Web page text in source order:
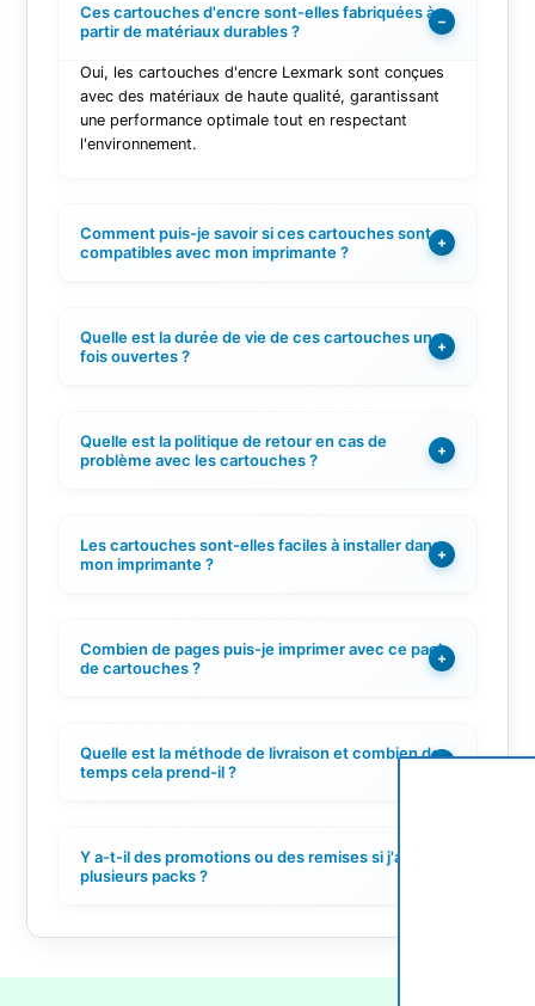
Ces cartouches d'encre sont-elles fabriquées à
partir de matériaux durables ?
−
Oui, les cartouches d'encre Lexmark sont conçues
avec des matériaux de haute qualité, garantissant
une performance optimale tout en respectant
l'environnement.
Comment puis-je savoir si ces cartouches sont
compatibles avec mon imprimante ?
+
Quelle est la durée de vie de ces cartouches une
fois ouvertes ?
+
Quelle est la politique de retour en cas de
problème avec les cartouches ?
+
Les cartouches sont-elles faciles à installer dans
mon imprimante ?
+
Combien de pages puis-je imprimer avec ce pack
de cartouches ?
+
Quelle est la méthode de livraison et combien de
temps cela prend-il ?
+
Y a-t-il des promotions ou des remises si j'achète
plusieurs packs ?